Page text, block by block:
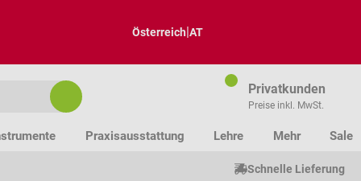
Österreich|AT
Privatkunden
Preise inkl. MwSt.
Praxisausstattung Lehre Mehr Sale
Schnelle Lieferung